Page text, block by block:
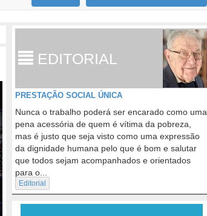
EDITORIAL
PRESTAÇÃO SOCIAL ÚNICA
Nunca o trabalho poderá ser encarado como uma
pena acessória de quem é vítima da pobreza,
mas é justo que seja visto como uma expressão
da dignidade humana pelo que é bom e salutar
que todos sejam acompanhados e orientados
para o...
Editorial